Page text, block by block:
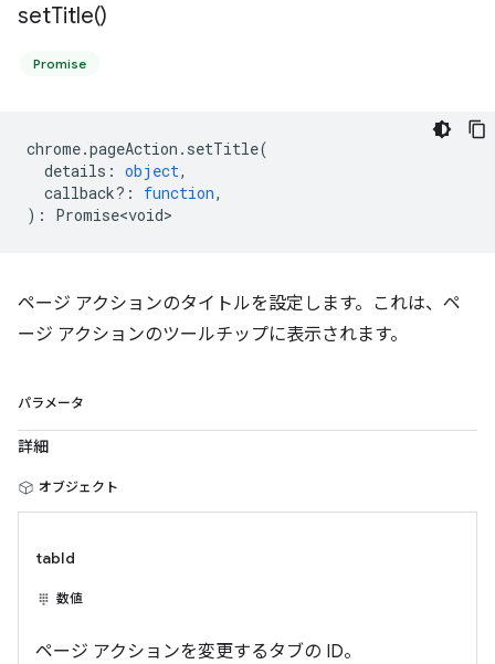
setTitle()
Promise
chrome.pageAction . setTitle(
details : object,
callback? : function,
) : Promise<void>
ページ アクションのタイトルを設定します。これは、ペ
ージ アクションのツールチップに表示されます。
パラメータ
詳細
オブジェクト
tabId
数値
ページ アクションを変更するタブの ID。